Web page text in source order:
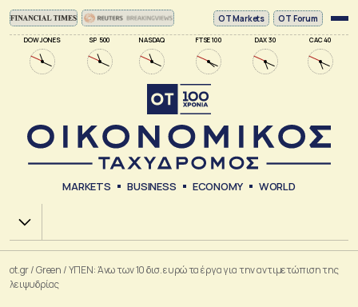
DOW JONES SP 500 NASDAQ FTSE 100 DAX 30 CAC 40
ΟΤ Markets OT Forum
MARKETS BUSINESS ECONOMY WORLD
Χ.Α.
ot.gr/Green /ΥΠΕΝ: Άνω των 10 δισ. ευρώ τα έργα για την αντιμετώπιση της
λειψυδρίας